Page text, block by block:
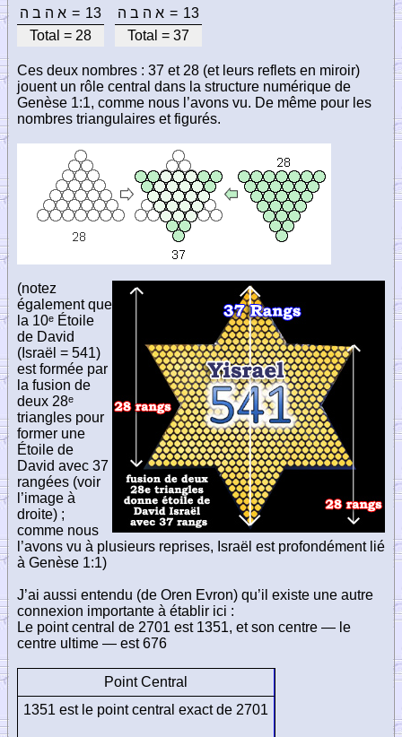
א ה ב ה = 13
Total = 28
א ה ב ה = 13
Total = 37
Ces deux nombres : 37 et 28 (et leurs reflets en miroir)
jouent un rôle central dans la structure numérique de
Genèse 1:1, comme nous l’avons vu. De même pour les
nombres triangulaires et figurés.
(notez
également que
la 10ᵉ Étoile
de David
(Israël = 541)
est formée par
la fusion de
deux 28ᵉ
triangles pour
former une
Étoile de
David avec 37
rangées (voir
l’image à
droite) ;
comme nous
l’avons vu à plusieurs reprises, Israël est profondément lié
à Genèse 1:1)
J’ai aussi entendu (de Oren Evron) qu’il existe une autre
connexion importante à établir ici :
Le point central de 2701 est 1351, et son centre — le
centre ultime — est 676
Point Central
1351 est le point central exact de 2701